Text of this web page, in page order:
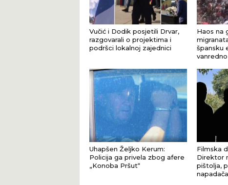
Vučić i Dodik posjetili Drvar,
razgovarali o projektima i
podršci lokalnoj zajednici
Haos na
špansku
Uhapšen Željko Kerum:
Policija ga privela zbog afere
„Konoba Pršut“
Filmska
Direktor
pištolja,
napadača